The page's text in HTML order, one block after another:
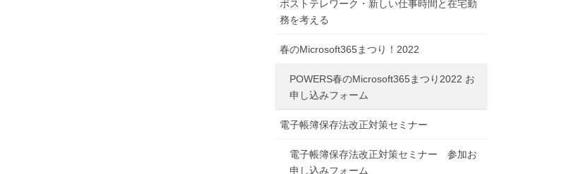
ポストテレワーク・新しい仕事時間と在宅勤
務を考える
春のMicrosoft365まつり！2022
POWERS春のMicrosoft365まつり2022 お
申し込みフォーム
電子帳簿保存法改正対策セミナー
電子帳簿保存法改正対策セミナー 参加お
申し込みフォーム